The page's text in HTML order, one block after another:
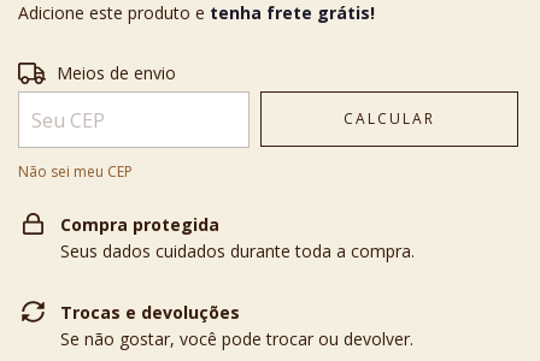
Adicione este produto e tenha frete grátis!
Entregas para o CEP:
Meios de envio
CALCULAR
Não sei meu CEP
Compra protegida
Seus dados cuidados durante toda a compra.
Trocas e devoluções
Se não gostar, você pode trocar ou devolver.